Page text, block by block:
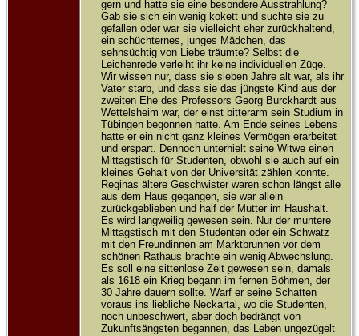
gern und hatte sie eine besondere Ausstrahlung?
Gab sie sich ein wenig kokett und suchte sie zu
gefallen oder war sie vielleicht eher zurückhaltend,
ein schüchternes, junges Mädchen, das
sehnsüchtig von Liebe träumte? Selbst die
Leichenrede verleiht ihr keine individuellen Züge.
Wir wissen nur, dass sie sieben Jahre alt war, als ihr
Vater starb, und dass sie das jüngste Kind aus der
zweiten Ehe des Professors Georg Burckhardt aus
Wettelsheim war, der einst bitterarm sein Studium in
Tübingen begonnen hatte. Am Ende seines Lebens
hatte er ein nicht ganz kleines Vermögen erarbeitet
und erspart. Dennoch unterhielt seine Witwe einen
Mittagstisch für Studenten, obwohl sie auch auf ein
kleines Gehalt von der Universität zählen konnte.
Reginas ältere Geschwister waren schon längst alle
aus dem Haus gegangen, sie war allein
zurückgeblieben und half der Mutter im Haushalt.
Es wird langweilig gewesen sein. Nur der muntere
Mittagstisch mit den Studenten oder ein Schwatz
mit den Freundinnen am Marktbrunnen vor dem
schönen Rathaus brachte ein wenig Abwechslung.
Es soll eine sittenlose Zeit gewesen sein, damals
als 1618 ein Krieg begann im fernen Böhmen, der
30 Jahre dauern sollte. Warf er seine Schatten
voraus ins liebliche Neckartal, wo die Studenten,
noch unbeschwert, aber doch bedrängt von
Zukunftsängsten begannen, das Leben ungezügelt